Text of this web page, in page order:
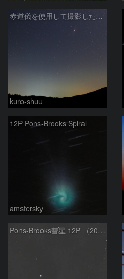
赤道儀を使用して撮影した画像のSequatorによるコンポジット結果
kuro-shuu
12P Pons-Brooks Spiral
amstersky
Pons-Brooks彗星 12P （2024/04/08） 米国テキサス州